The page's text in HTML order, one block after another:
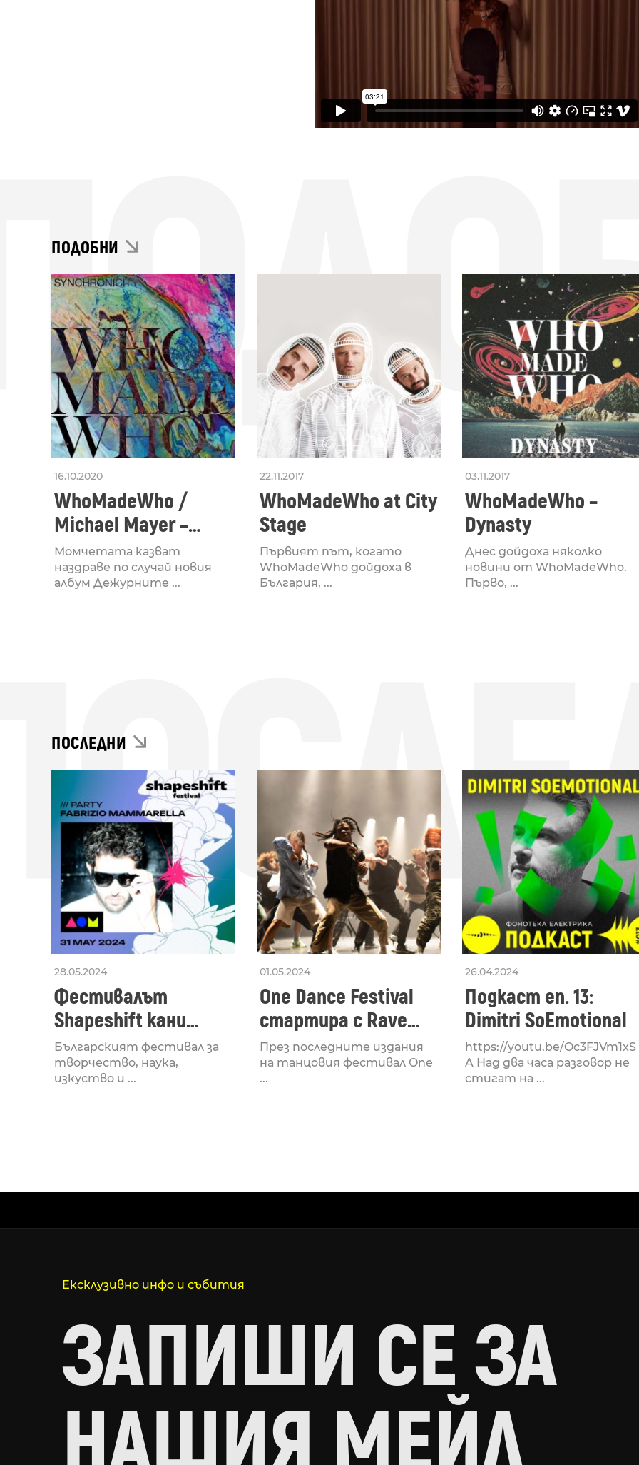
ПОДОБНИ
16.10.2020
WhoMadeWho /
Michael Mayer –
Hamstring
Момчетата казват
наздраве по случай новия
албум Дежурните ...
22.11.2017
WhoMadeWho at City
Stage
Първият път, когато
WhoMadeWho дойдоха в
България, ...
03.11.2017
WhoMadeWho –
Dynasty
Днес дойдоха няколко
новини от WhoMadeWho.
Първо, ...
ПОСЛЕДНИ
28.05.2024
Фестивалът
Shapeshift кани
Fabrizio Mammarella
за откриването си
Българският фестивал за
творчество, наука,
изкуство и ...
01.05.2024
One Dance Festival
стартира с Rave
Lucid, посветен на
рейв културата
През последните издания
на танцовия фестивал One
...
26.04.2024
Подкаст еп. 13:
Dimitri SoEmotional
https://youtu.be/Oc3FJVm1xS
A Над два часа разговор не
стигат на ...
Ексклузивно инфо и събития
ЗАПИШИ СЕ ЗА
НАШИЯ МЕЙЛ